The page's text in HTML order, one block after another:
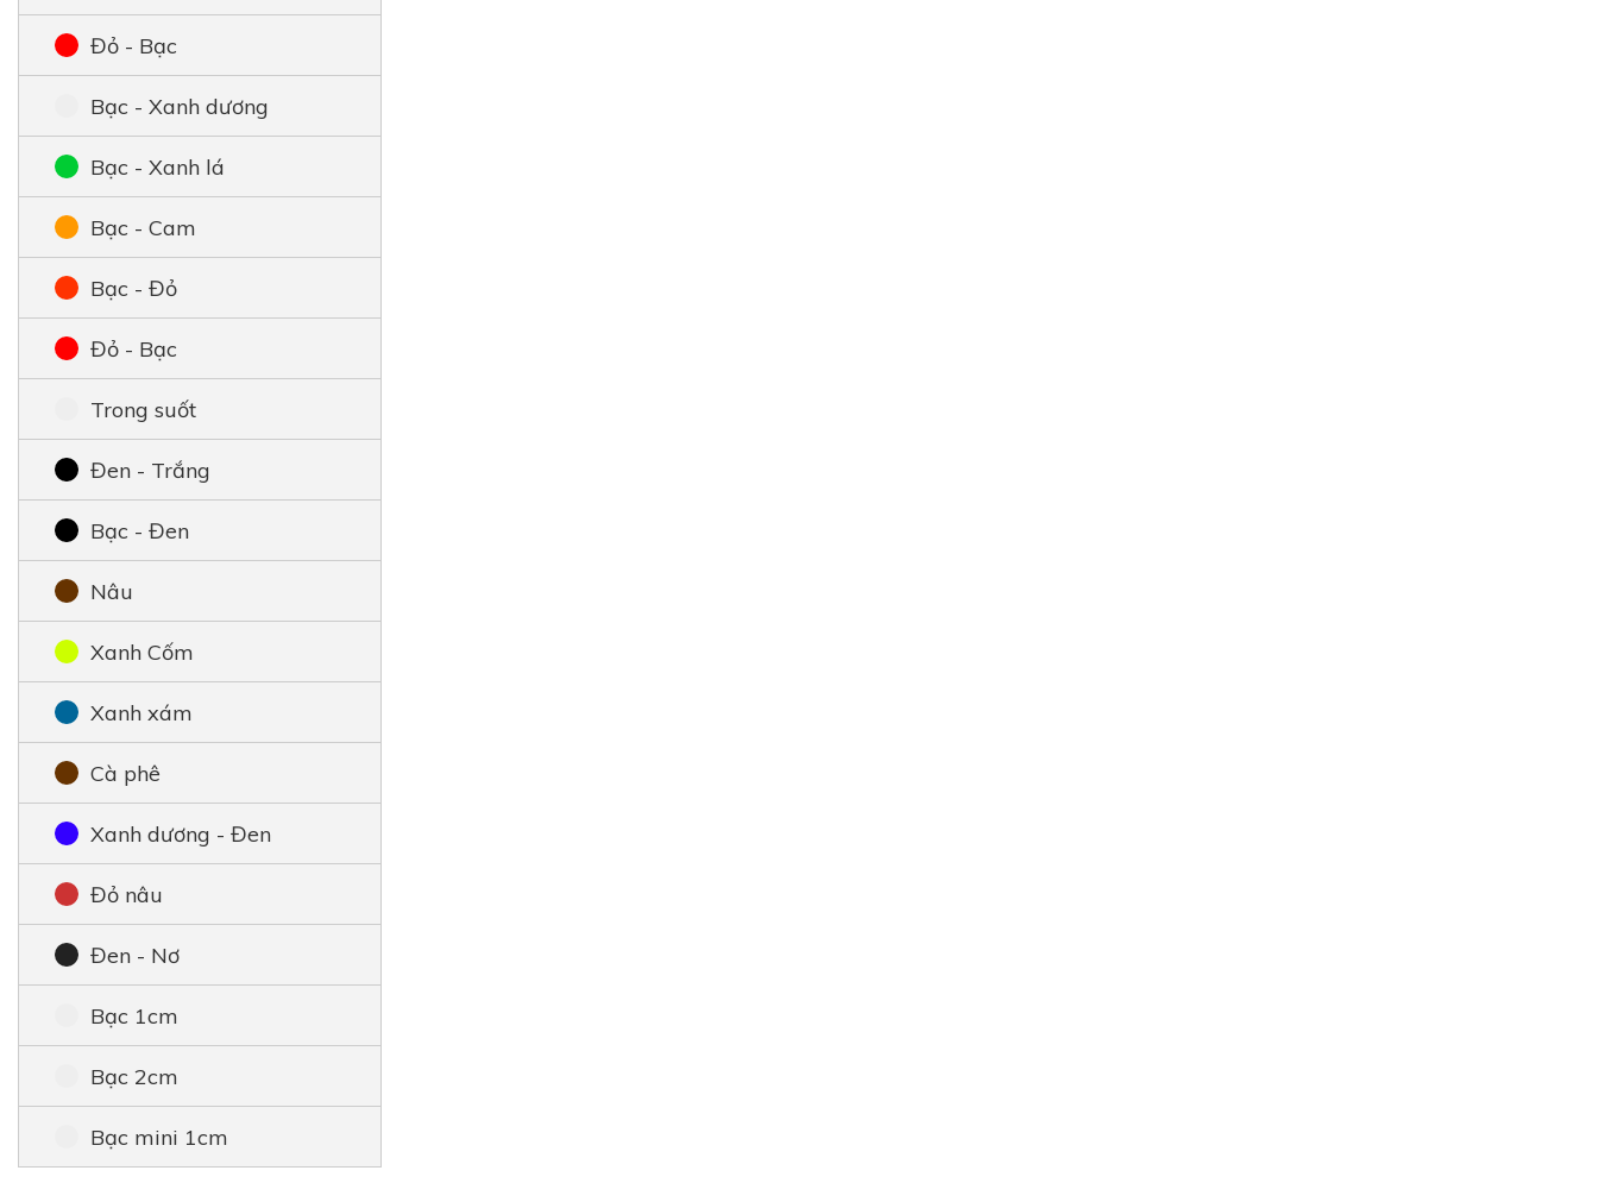
Đỏ - Bạc
Bạc - Xanh dương
Bạc - Xanh lá
Bạc - Cam
Bạc - Đỏ
Đỏ - Bạc
Trong suốt
Đen - Trắng
Bạc - Đen
Nâu
Xanh Cốm
Xanh xám
Cà phê
Xanh dương - Đen
Đỏ nâu
Đen - Nơ
Bạc 1cm
Bạc 2cm
Bạc mini 1cm